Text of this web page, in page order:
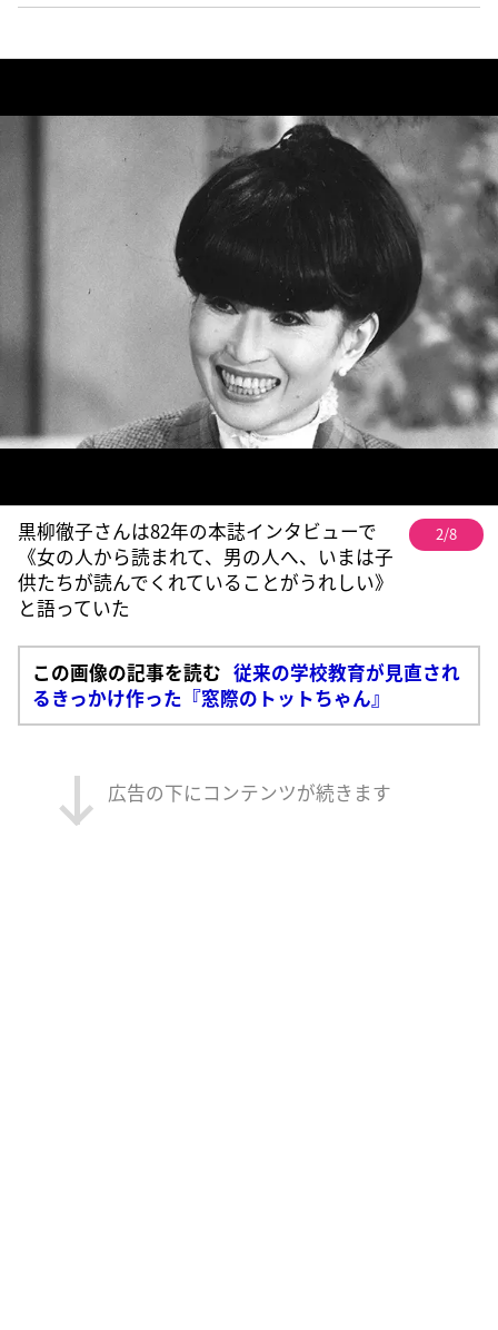
黒柳徹子さんは82年の本誌インタビューで
《女の人から読まれて、男の人へ、いまは子
供たちが読んでくれていることがうれしい》
と語っていた
2/8
この画像の記事を読む 従来の学校教育が見直され
るきっかけ作った『窓際のトットちゃん』
広告の下にコンテンツが続きます